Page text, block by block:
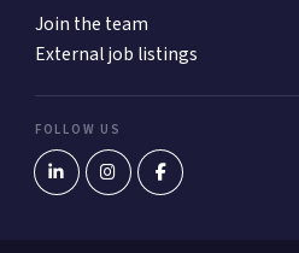
Join the team
External job listings
FOLLOW US